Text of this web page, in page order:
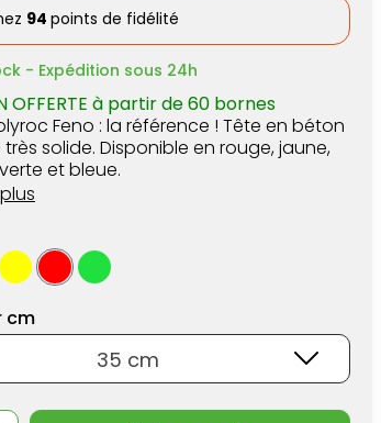
94 points de fidélité
- Expédition sous 24h
OFFERTE à partir de 60 bornes
Feno : la référence ! Tête en béton
solide. Disponible en rouge, jaune,
et bleue.
cm
35 cm